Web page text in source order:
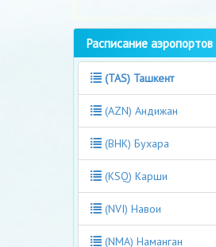
Расписание аэропортов
(TAS) Ташкент
(AZN) Андижан
(BHK) Бухара
(KSQ) Карши
(NVI) Навои
(NMA) Наманган